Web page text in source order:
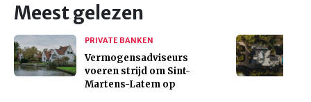
Meest gelezen
PRIVATE BANKEN
Vermogensadviseurs
voeren strijd om Sint-
Martens-Latem op